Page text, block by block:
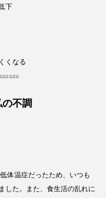
下
くなる
不調
体温症だったため、いつも
した。また、食生活の乱れに